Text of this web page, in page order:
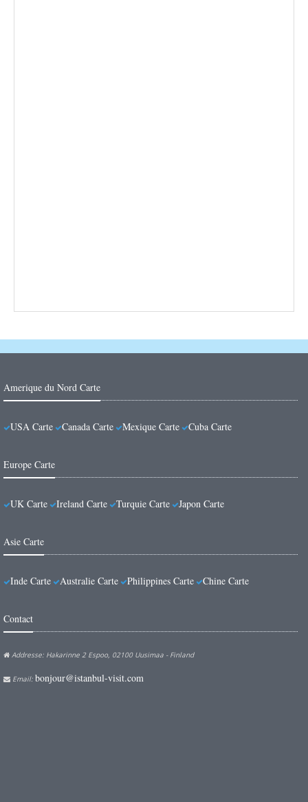
Amerique du Nord Carte
USA Carte Canada Carte Mexique Carte Cuba Carte
Europe Carte
UK Carte Ireland Carte Turquie Carte Japon Carte
Asie Carte
Inde Carte Australie Carte Philippines Carte Chine Carte
Contact
Addresse: Hakarinne 2 Espoo, 02100 Uusimaa - Finland
Email: bonjour@istanbul-visit.com